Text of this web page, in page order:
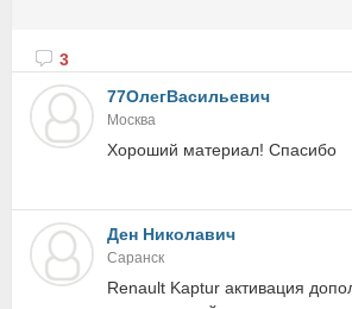
3
77ОлегВасильевич
Москва
Хороший материал! Спасибо
Ден Николавич
Саранск
Renault Kaptur активация